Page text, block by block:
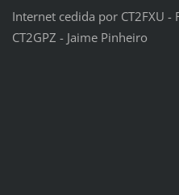
Internet cedida por CT2FXU
CT2GPZ - Jaime Pinheiro